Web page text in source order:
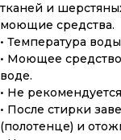
тканей и
моющие средства.
• Температура
• Моющее
воде.
• Не
• После стирки
(полотенце) и